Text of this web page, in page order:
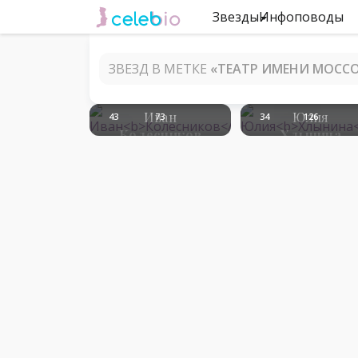
ЗвездыИнфоповоды
ЗВЕЗД В МЕТКЕ «ТЕАТР ИМЕНИ
Иван
Колесников
43 73
Юлия
Хлынина
34 126